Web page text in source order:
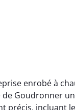
enrobé à
Goudronner
précis, incluant